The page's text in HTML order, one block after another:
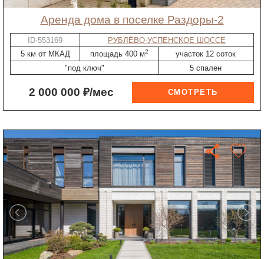
Аренда дома в поселке Раздоры-2
ID-553169
РУБЛЁВО-УСПЕНСКОЕ ШОССЕ
5 км от МКАД
площадь 400 м2
участок 12 соток
"под ключ"
5 спален
2 000 000 ₽/мес